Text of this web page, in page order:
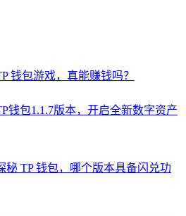
钱包游戏，真能赚钱吗？
钱包1.1.7版本，开启全新数字资产
秘 TP 钱包，哪个版本具备闪兑功